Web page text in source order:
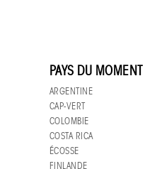
PAYS DU MOMENT
ARGENTINE
CAP-VERT
COLOMBIE
COSTA RICA
ÉCOSSE
FINLANDE